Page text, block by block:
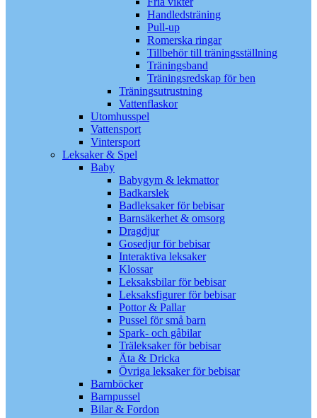
Handledsträning
Pull-up
Romerska ringar
Tillbehör till träningsställning
Träningsband
Träningsredskap för ben
Träningsutrustning
Vattenflaskor
Utomhusspel
Vattensport
Vintersport
Leksaker & Spel
Baby
Babygym & lekmattor
Badkarslek
Badleksaker för bebisar
Barnsäkerhet & omsorg
Dragdjur
Gosedjur för bebisar
Interaktiva leksaker
Klossar
Leksaksbilar för bebisar
Leksaksfigurer för bebisar
Pottor & Pallar
Pussel för små barn
Spark- och gåbilar
Träleksaker för bebisar
Äta & Dricka
Övriga leksaker för bebisar
Barnböcker
Barnpussel
Bilar & Fordon